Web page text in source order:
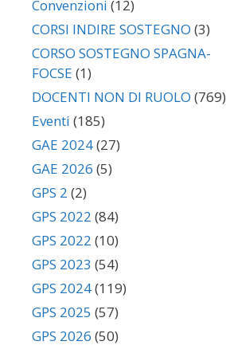
Convenzioni (12)
CORSI INDIRE SOSTEGNO (3)
CORSO SOSTEGNO SPAGNA-
FOCSE (1)
DOCENTI NON DI RUOLO (769)
Eventi (185)
GAE 2024(27)
GAE 2026 (5)
GPS 2 (2)
GPS 2022 (84)
GPS 2022 (10)
GPS 2023 (54)
GPS 2024(119)
GPS 2025 (57)
GPS 2026 (50)